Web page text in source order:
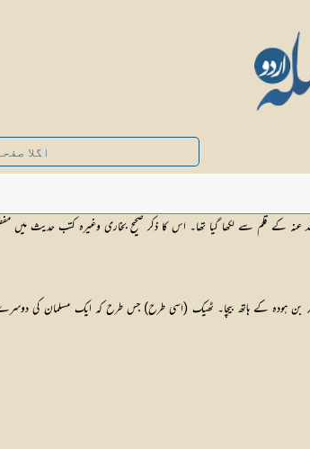
اگلا صفحہ
کے قلم سے لکھا گیا تھا۔ اس کا ذکر صحیح بخاری وغیرہ کتب حدیث میں
خالد بن ہودہ کے ہاتھ بیچا۔ ٹھیک (اسی طرح) جس طرح کہ ایک مسلمان کی